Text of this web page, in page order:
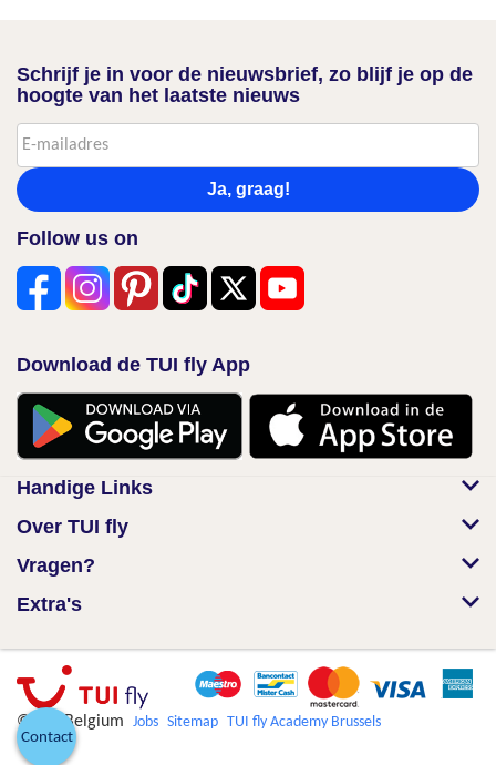
Schrijf je in voor de nieuwsbrief, zo blijf je op de
hoogte van het laatste nieuws
Ja, graag!
Follow us on
Download de TUI fly App
Handige Links
Over TUI fly
Vragen?
Extra's
© TUI Belgium Jobs Sitemap TUI fly Academy Brussels
Contact